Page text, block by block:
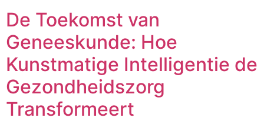
De Toekomst van
Geneeskunde: Hoe
Kunstmatige Intelligentie de
Gezondheidszorg
Transformeert